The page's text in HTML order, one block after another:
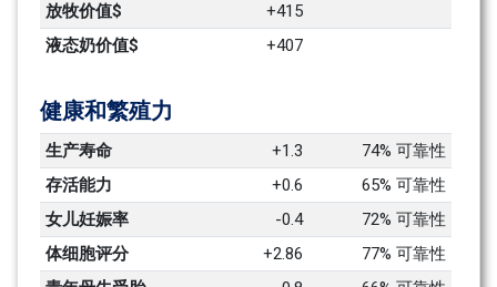
放牧价值$
+415
液态奶价值$
+407
健康和繁殖力
生产寿命 +1.3
74% 可靠性
存活能力
+0.6
65% 可靠性
女儿妊娠率
-0.4
72% 可靠性
体细胞评分
+2.86
77% 可靠性